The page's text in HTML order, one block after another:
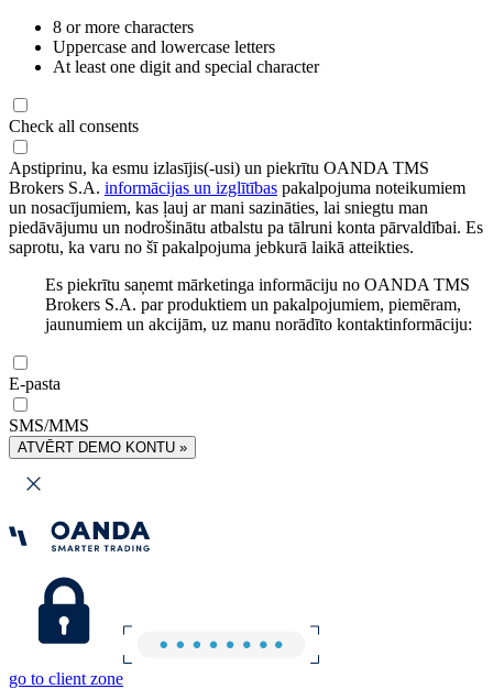
8 or more characters
Uppercase and lowercase letters
At least one digit and special character
Check all consents
Apstiprinu, ka esmu izlasījis(-usi) un piekrītu OANDA TMS
Brokers S.A. informācijas un izglītības pakalpojuma noteikumiem
un nosacījumiem, kas ļauj ar mani sazināties, lai sniegtu man
piedāvājumu un nodrošinātu atbalstu pa tālruni konta pārvaldībai. Es
saprotu, ka varu no šī pakalpojuma jebkurā laikā atteikties.
Es piekrītu saņemt mārketinga informāciju no OANDA TMS
Brokers S.A. par produktiem un pakalpojumiem, piemēram,
jaunumiem un akcijām, uz manu norādīto kontaktinformāciju:
E-pasta
SMS/MMS
ATVĒRT DEMO KONTU »
go to client zone